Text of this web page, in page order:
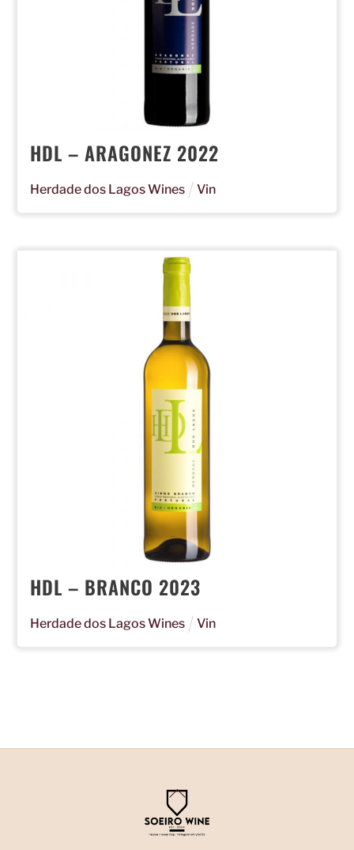
HDL – ARAGONEZ 2022
Herdade dos Lagos Wines Vin
HDL – BRANCO 2023
Herdade dos Lagos Wines Vin
Back
To
Top